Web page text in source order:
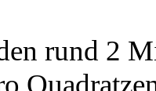
rund 2